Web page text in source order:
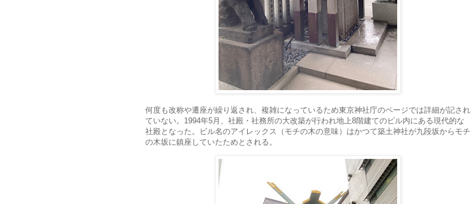
何度も改称や遷座が繰り返され、複雑になっているため東京神社庁のページでは詳細が記され
ていない。1994年5月、社殿・社務所の大改築が行われ地上8階建てのビル内にある現代的な
社殿となった。ビル名のアイレックス（モチの木の意味）はかつて築土神社が九段坂からモチ
の木坂に鎮座していたためとされる。